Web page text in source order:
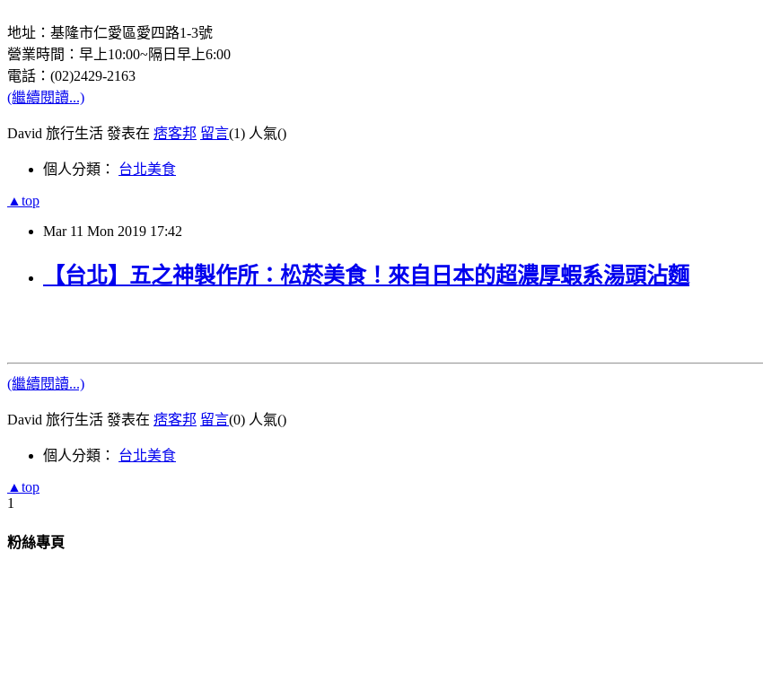
地址：基隆市仁愛區愛四路1-3號
營業時間：早上10:00~隔日早上6:00
電話：(02)2429-2163
(繼續閱讀...)
David 旅行生活 發表在 痞客邦 留言(1) 人氣()
個人分類： 台北美食
▲top
Mar 11 Mon 2019 17:42
【台北】五之神製作所：松菸美食！來自日本的超濃厚蝦系湯頭沾麵
(繼續閱讀...)
David 旅行生活 發表在 痞客邦 留言(0) 人氣()
個人分類： 台北美食
▲top
1
粉絲專頁